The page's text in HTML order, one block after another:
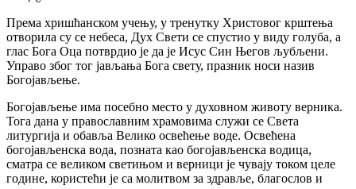
Према хришћанском учењу, у тренутку Христовог крштења
отворила су се небеса, Дух Свети се спустио у виду голуба, а
глас Бога Оца потврдио је да је Исус Син Његов љубљени.
Управо због тог јављања Бога свету, празник носи назив
Богојављење.
Богојављење има посебно место у духовном животу верника.
Тога дана у православним храмовима служи се Света
литургија и обавља Велико освећење воде. Освећена
богојављенска вода, позната као богојављенска водица,
сматра се великом светињом и верници је чувају током целе
године, користећи је са молитвом за здравље, благослов и